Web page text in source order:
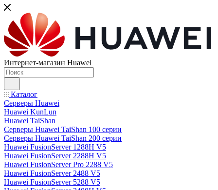
Интернет-магазин Huawei
Каталог
Серверы Huawei
Huawei KunLun
Huawei TaiShan
Серверы Huawei TaiShan 100 серии
Серверы Huawei TaiShan 200 серии
Huawei FusionServer 1288H V5
Huawei FusionServer 2288H V5
Huawei FusionServer Pro 2288 V5
Huawei FusionServer 2488 V5
Huawei FusionServer 5288 V5